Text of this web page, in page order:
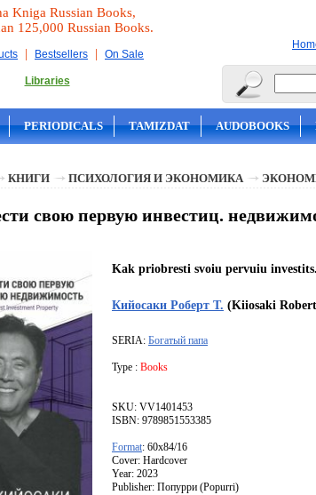
Kniga Russian Books,
125,000 Russian Books.
| Bestsellers | On Sale
Libraries
PERIODICALS TAMIZDAT AUDOBOOKS
КНИГИ ПСИХОЛОГИЯ И ЭКОНОМИКА
свою первую инвестиц.
Kak priobresti svoiu pervuiu
Кийосаки Роберт Т. (Kiiosaki
SERIA: Богатый папа
Type : Books
SKU: VV1401453
ISBN: 9789851553385
Format: 60x84/16
Cover: Hardcover
Year: 2023
Publisher: Попурри (Popurri)